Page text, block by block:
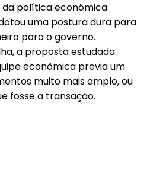
da política econômica
uma postura dura para
para o governo.
a proposta estudada
econômica previa um
muito mais amplo, ou
fosse a transação.